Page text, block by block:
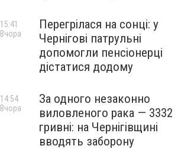
Перегрілася на сонці: у
Чернігові патрульні
допомогли пенсіонерці
дістатися додому
15:41
Вчора
За одного незаконно
виловленого рака — 3332
гривні: на Чернігівщині
вводять заборону
14:54
Вчора